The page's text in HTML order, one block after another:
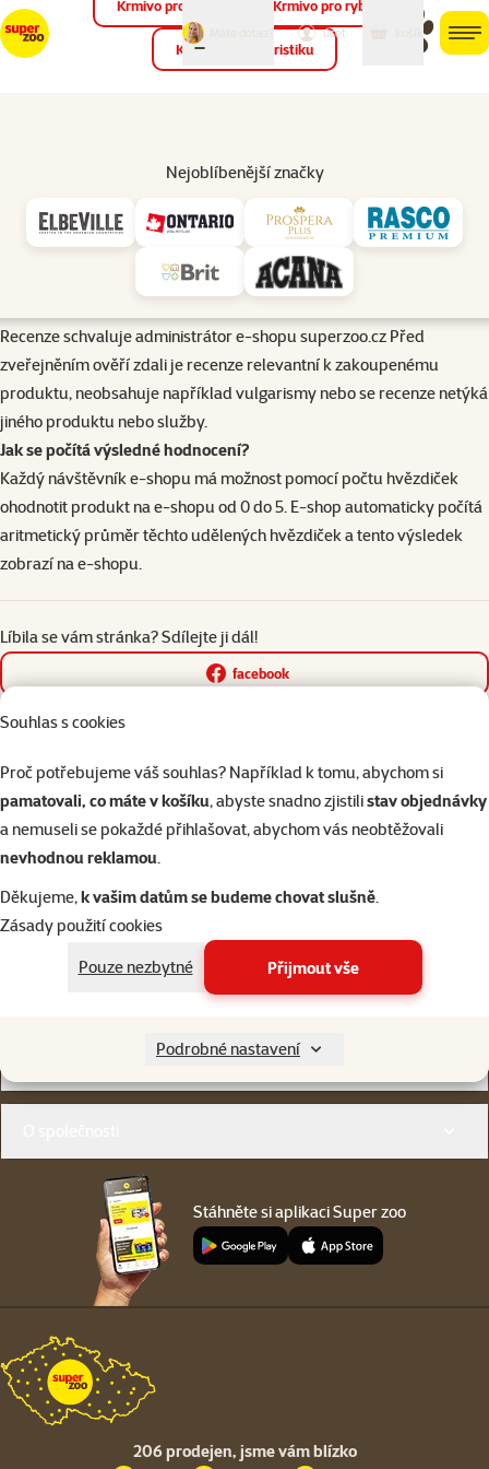
Souhlas s cookies
Proč potřebujeme váš souhlas? Například k tomu, abychom si
pamatovali, co máte v košíku, abyste snadno zjistilistav objednávky
a nemuseli se pokaždé přihlašovat, abychom vás neobtěžovali
nevhodnou reklamou.
Děkujeme,k vašim datům se budeme chovat slušně.
Zásady použití cookies
Pouze nezbytné
Přijmout vše
Podrobné nastavení
můj
účet
Krmivo pro ptáky Krmivo pro ryby
Krmivo pro teraristiku
Nejoblíbenější značky
Recenze a hodnocení
Recenzi k produktu může vložit pouze zákazník, který daný produkt
objednal a do e-mailu mu automaticky dorazil odkaz s možností
zanechání recenze na zakoupený produkt.
Recenze schvaluje administrátor e-shopu superzoo.cz Před
zveřejněním ověří zdali je recenze relevantní k zakoupenému
produktu, neobsahuje například vulgarismy nebo se recenze netýká
jiného produktu nebo služby.
Jak se počítá výsledné hodnocení?
Každý návštěvník e-shopu má možnost pomocí počtu hvězdiček
ohodnotit produkt na e-shopu od 0 do 5. E-shop automaticky počítá
aritmetický průměr těchto udělených hvězdiček a tento výsledek
zobrazí na e-shopu.
Líbila se vám stránka? Sdílejte ji dál!
facebook
Napište nám 321 000 180
Online chat
jsme vám blízko
Stáhněte si aplikaci Super zoo
206 prodejen, jsme vám blízko